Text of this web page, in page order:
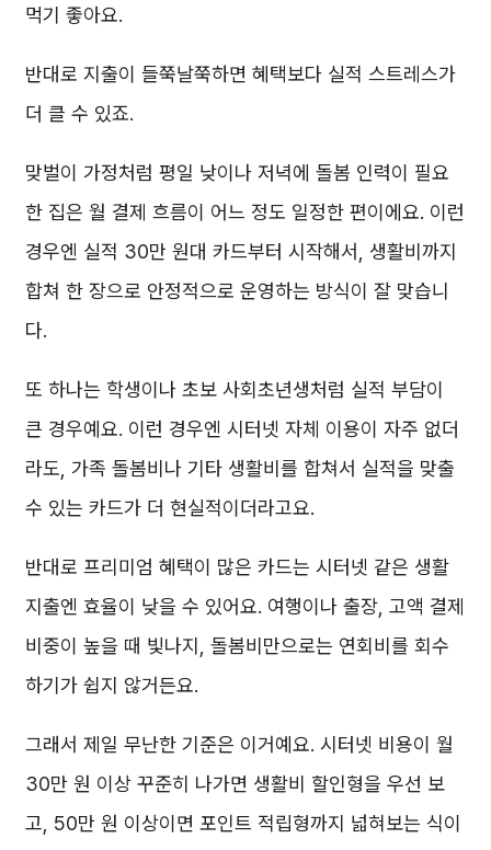
먹기 좋아요.
반대로 지출이 들쭉날쭉하면 혜택보다 실적 스트레스가
더 클 수 있죠.
맞벌이 가정처럼 평일 낮이나 저녁에 돌봄 인력이 필요
한 집은 월 결제 흐름이 어느 정도 일정한 편이에요. 이런
경우엔 실적 30만 원대 카드부터 시작해서, 생활비까지
합쳐 한 장으로 안정적으로 운영하는 방식이 잘 맞습니
다.
또 하나는 학생이나 초보 사회초년생처럼 실적 부담이
큰 경우예요. 이런 경우엔 시터넷 자체 이용이 자주 없더
라도, 가족 돌봄비나 기타 생활비를 합쳐서 실적을 맞출
수 있는 카드가 더 현실적이더라고요.
반대로 프리미엄 혜택이 많은 카드는 시터넷 같은 생활
지출엔 효율이 낮을 수 있어요. 여행이나 출장, 고액 결제
비중이 높을 때 빛나지, 돌봄비만으로는 연회비를 회수
하기가 쉽지 않거든요.
그래서 제일 무난한 기준은 이거예요. 시터넷 비용이 월
30만 원 이상 꾸준히 나가면 생활비 할인형을 우선 보
고, 50만 원 이상이면 포인트 적립형까지 넓혀보는 식이